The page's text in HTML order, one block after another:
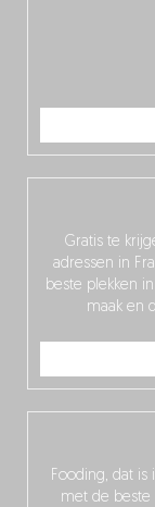
Fooding, dat is
met de beste
Gratis te
adressen in
beste plekken
maak en